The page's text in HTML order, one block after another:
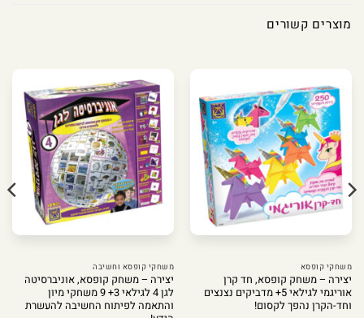
מוצרים קשורים
משחקי קופסא
יצירה – משחק קופסא, חד קרן
אוריגמי לגילאי 5+ מדביקים נצנצים
וחד-הקרן נהפך לקסום!
משחקי קופסא וחשיבה
יצירה – משחק קופסא, אוניברסיטה
לגן 4 לגילאי 3+ 9 משחקי מיון
והתאמה לפיתוח החשיבה להעשרת